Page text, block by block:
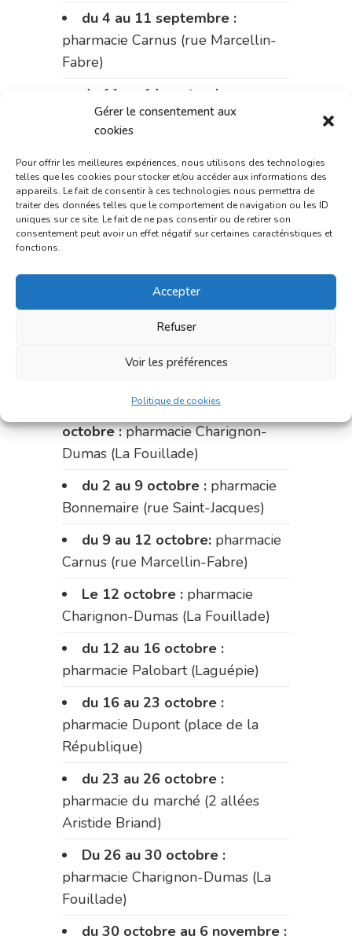
Gérer le consentement aux
cookies
Pour offrir les meilleures expériences, nous utilisons des technologies
telles que les cookies pour stocker et/ou accéder aux informations des
appareils. Le fait de consentir à ces technologies nous permettra de
traiter des données telles que le comportement de navigation ou les ID
uniques sur ce site. Le fait de ne pas consentir ou de retirer son
consentement peut avoir un effet négatif sur certaines caractéristiques et
fonctions.
Accepter
Refuser
Voir les préférences
Politique de cookies
du 4 au 11 septembre :
pharmacie Carnus (rue Marcellin-
Fabre)
du 11 au 14 septembre :
pharmacie Dupont (place de la
République)
Le 14 septembre :pharmacie
Charignon-Dumas (La Fouillade)
du 14 au 18 septembre :
du 18 au 25 septembre :
pharmacie Fontanges
du 25 au 28 septembre :
pharmacie du marché (2 allées
Du 28 septembre au 1er
octobre :pharmacie Charignon-
Dumas (La Fouillade)
du 2 au 9 octobre : pharmacie
Bonnemaire (rue Saint-Jacques)
du 9 au 12 octobre: pharmacie
Carnus (rue Marcellin-Fabre)
Le 12 octobre : pharmacie
Charignon-Dumas (La Fouillade)
du 12 au 16 octobre :
pharmacie Palobart (Laguépie)
du 16 au 23 octobre :
pharmacie Dupont (place de la
République)
du 23 au 26 octobre :
pharmacie du marché (2 allées
Aristide Briand)
Du 26 au 30 octobre :
pharmacie Charignon-Dumas (La
Fouillade)
du 30 octobre au 6 novembre :